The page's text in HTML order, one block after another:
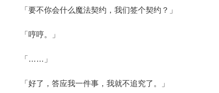
「要不你会什么魔法契约，我们签个契约？」
「哼哼。」
「……」
「好了，答应我一件事，我就不追究了。」